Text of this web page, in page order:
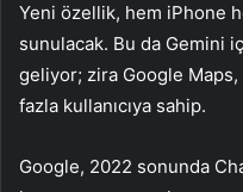
Yeni özellik, hem iPhone
sunulacak. Bu da Gemini
geliyor; zira Google
fazla kullanıcıya sahip.
Google, 2022 sonunda